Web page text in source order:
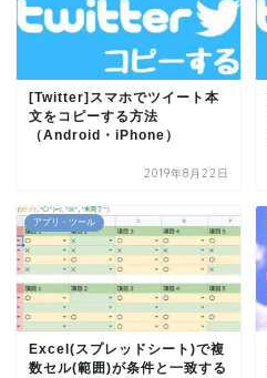
[Twitter]スマホでツイート本
文をコピーする方法
（Android・iPhone）
2019年8月22日
アプリ・ツール
Excel(スプレッドシート)で複
数セル(範囲)が条件と一致する